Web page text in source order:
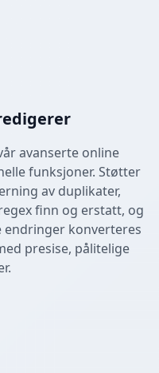
avanserte online
funksjoner. Støtter
av duplikater,
finn og erstatt, og
endringer konverteres
presise, pålitelige